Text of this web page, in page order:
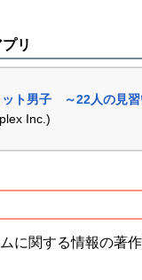
リ
ット男子 ～22人の見習
Inc.)
に関する情報の著